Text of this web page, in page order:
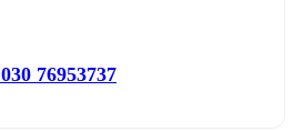
030 76953737